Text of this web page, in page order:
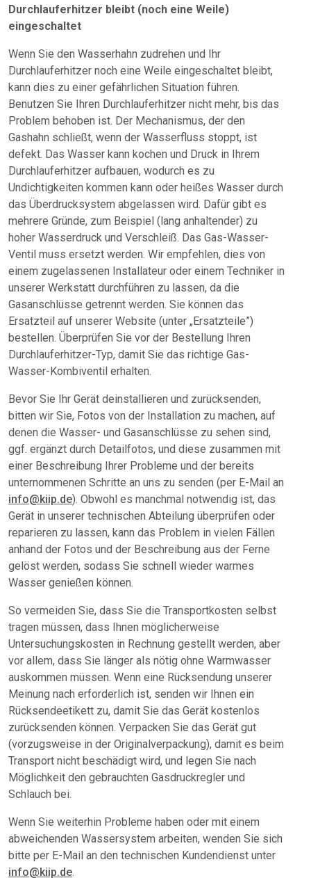
Durchlauferhitzer bleibt (noch eine Weile)
eingeschaltet
Wenn Sie den Wasserhahn zudrehen und Ihr
Durchlauferhitzer noch eine Weile eingeschaltet bleibt,
kann dies zu einer gefährlichen Situation führen.
Benutzen Sie Ihren Durchlauferhitzer nicht mehr, bis das
Problem behoben ist. Der Mechanismus, der den
Gashahn schließt, wenn der Wasserfluss stoppt, ist
defekt. Das Wasser kann kochen und Druck in Ihrem
Durchlauferhitzer aufbauen, wodurch es zu
Undichtigkeiten kommen kann oder heißes Wasser durch
das Überdrucksystem abgelassen wird. Dafür gibt es
mehrere Gründe, zum Beispiel (lang anhaltender) zu
hoher Wasserdruck und Verschleiß. Das Gas-Wasser-
Ventil muss ersetzt werden. Wir empfehlen, dies von
einem zugelassenen Installateur oder einem Techniker in
unserer Werkstatt durchführen zu lassen, da die
Gasanschlüsse getrennt werden. Sie können das
Ersatzteil auf unserer Website (unter „Ersatzteile”)
bestellen. Überprüfen Sie vor der Bestellung Ihren
Durchlauferhitzer-Typ, damit Sie das richtige Gas-
Wasser-Kombiventil erhalten.
Bevor Sie Ihr Gerät deinstallieren und zurücksenden,
bitten wir Sie, Fotos von der Installation zu machen, auf
denen die Wasser- und Gasanschlüsse zu sehen sind,
ggf. ergänzt durch Detailfotos, und diese zusammen mit
einer Beschreibung Ihrer Probleme und der bereits
unternommenen Schritte an uns zu senden (per E-Mail an
info@kiip.de). Obwohl es manchmal notwendig ist, das
Gerät in unserer technischen Abteilung überprüfen oder
reparieren zu lassen, kann das Problem in vielen Fällen
anhand der Fotos und der Beschreibung aus der Ferne
gelöst werden, sodass Sie schnell wieder warmes
Wasser genießen können.
So vermeiden Sie, dass Sie die Transportkosten selbst
tragen müssen, dass Ihnen möglicherweise
Untersuchungskosten in Rechnung gestellt werden, aber
vor allem, dass Sie länger als nötig ohne Warmwasser
auskommen müssen. Wenn eine Rücksendung unserer
Meinung nach erforderlich ist, senden wir Ihnen ein
Rücksendeetikett zu, damit Sie das Gerät kostenlos
zurücksenden können. Verpacken Sie das Gerät gut
(vorzugsweise in der Originalverpackung), damit es beim
Transport nicht beschädigt wird, und legen Sie nach
Möglichkeit den gebrauchten Gasdruckregler und
Schlauch bei.
Wenn Sie weiterhin Probleme haben oder mit einem
abweichenden Wassersystem arbeiten, wenden Sie sich
bitte per E-Mail an den technischen Kundendienst unter
info@kiip.de.